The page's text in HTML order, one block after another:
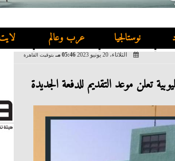
نوستالجيا عرب وعالم
الثلاثاء، 20 يونيو 2023 05:46 مـ بتوقيت القاهرة
تعلن موعد التقديم للدفعة الجديدة